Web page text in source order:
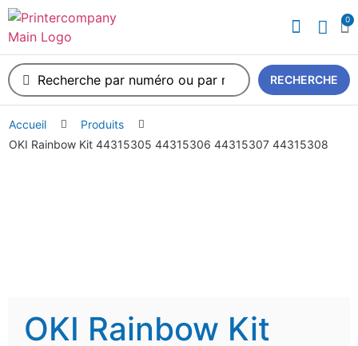
0
RECHERCHE
Accueil
Produits
OKI Rainbow Kit 44315305 44315306 44315307 44315308
OKI Rainbow Kit